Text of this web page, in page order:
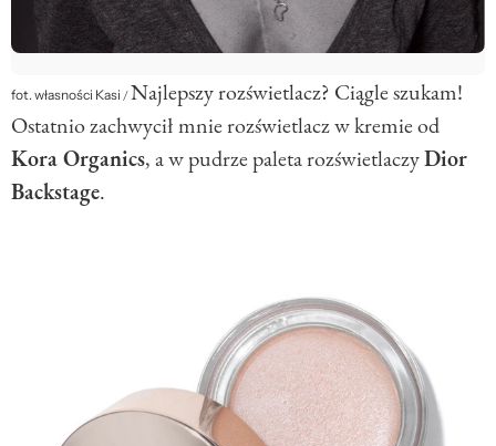
fot. własności Kasi/Najlepszy rozświetlacz? Ciągle szukam!
Ostatnio zachwycił mnie rozświetlacz w kremie od
Kora Organics, a w pudrze paleta rozświetlaczyDior
Backstage.